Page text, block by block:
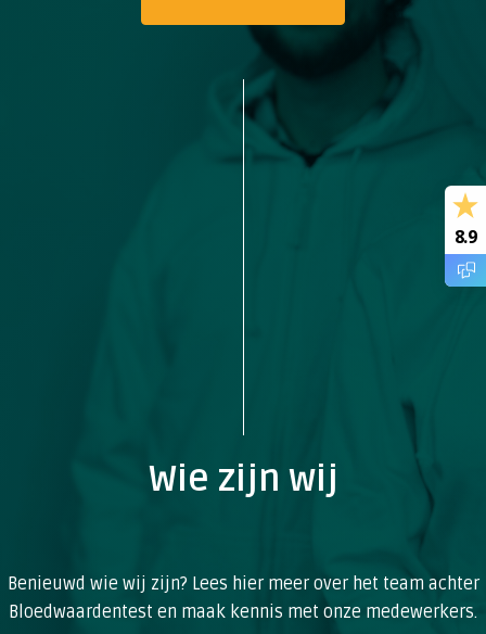
Wie zijn wij
Benieuwd wie wij zijn? Lees hier meer over het team achter
Bloedwaardentest en maak kennis met onze medewerkers.
8.9